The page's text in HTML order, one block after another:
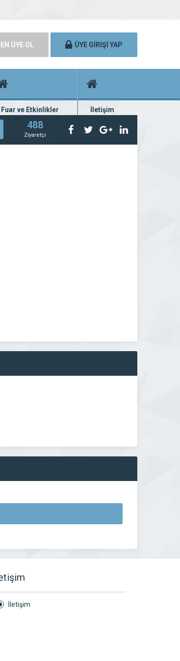
ÜYE OL ÜYE GİRİŞİ YAP
Fuar ve Etkinlikler
Fuar ve etkinlik planları
İletişim
Bize ulaşın
488
Ziyaretçi
İletişim